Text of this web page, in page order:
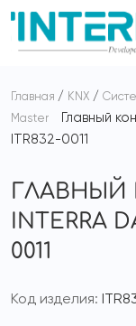
Главная KNX
Master
Главный
ITR832-0011
ГЛАВНЫЙ
INTERRA
0011
Код изделия: